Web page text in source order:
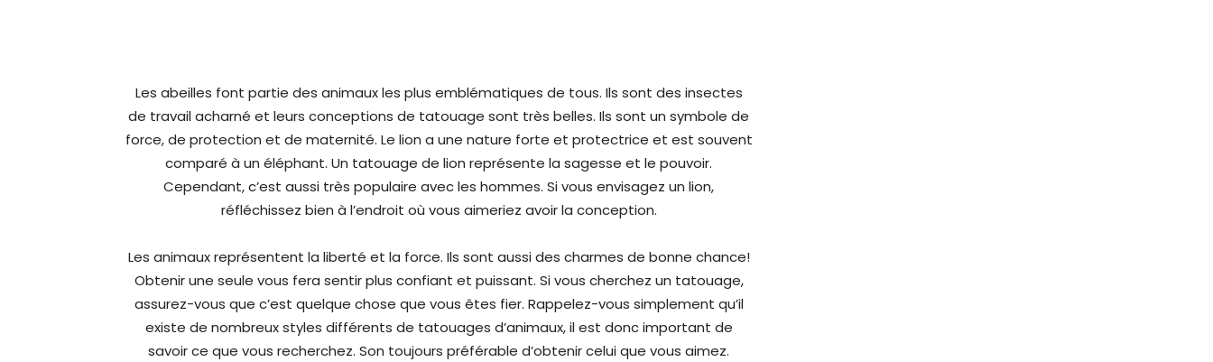
Les abeilles font partie des animaux les plus emblématiques de tous. Ils sont des insectes
de travail acharné et leurs conceptions de tatouage sont très belles. Ils sont un symbole de
force, de protection et de maternité. Le lion a une nature forte et protectrice et est souvent
comparé à un éléphant. Un tatouage de lion représente la sagesse et le pouvoir.
Cependant, c’est aussi très populaire avec les hommes. Si vous envisagez un lion,
réfléchissez bien à l’endroit où vous aimeriez avoir la conception.
Les animaux représentent la liberté et la force. Ils sont aussi des charmes de bonne chance!
Obtenir une seule vous fera sentir plus confiant et puissant. Si vous cherchez un tatouage,
assurez-vous que c’est quelque chose que vous êtes fier. Rappelez-vous simplement qu’il
existe de nombreux styles différents de tatouages d’animaux, il est donc important de
savoir ce que vous recherchez. Son toujours préférable d’obtenir celui que vous aimez.